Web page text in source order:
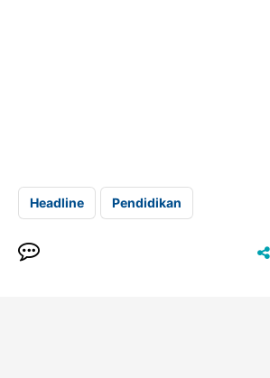
Headline Pendidikan